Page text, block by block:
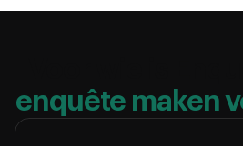
enquête maken